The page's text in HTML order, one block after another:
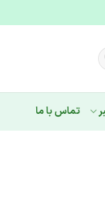
تماس با ما